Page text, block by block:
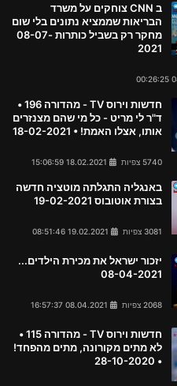
ב CNN צוחקים על משרד
הבריאות שממציא נתונים בלי שום
מחקר רק בשביל כותרות 08-07-
2021
חדשות וירוס TV - מהדורה 196 •
ד"ר לי מריט - כל מי שהם מצנזרים
אותו, אצלו האמת! • 18-02-2021
5740 צפיות
באנגליה התגלתה מוטציה חדשה
בצורת אוטובוס 19-02-2021
3081 צפיות
יזכור ישראל את מכירת הילדים...
08-04-2021
2068 צפיות
חדשות וירוס TV - מהדורה 115 •
לא מתים מקורונה, מתים מהפחד!
• 28-10-2020